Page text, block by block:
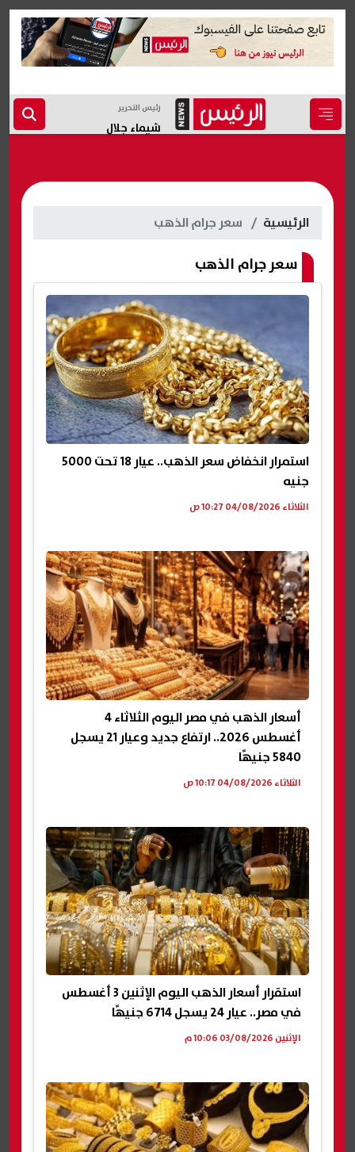
رئيس التحرير
شيماء جلال
الرئيسية سعر جرام الذهب
سعر جرام الذهب
استمرار انخفاض سعر الذهب.. عيار 18 تحت 5000
جنيه
الثلاثاء 04/08/2026 10:27 ص
أسعار الذهب في مصر اليوم الثلاثاء 4
أغسطس 2026.. ارتفاع جديد وعيار 21 يسجل
5840 جنيهًا
الثلاثاء 04/08/2026 10:17 ص
استقرار أسعار الذهب اليوم الإثنين 3 أغسطس
في مصر.. عيار 24 يسجل 6714 جنيهًا
الإثنين 03/08/2026 10:06 م